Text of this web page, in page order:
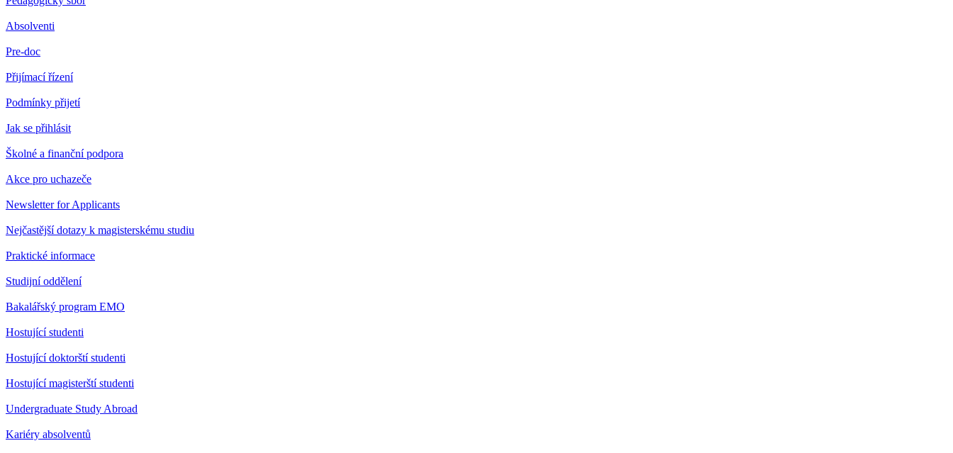
Absolventi
Pre-doc
Přijímací řízení
Podmínky přijetí
Jak se přihlásit
Školné a finanční podpora
Akce pro uchazeče
Newsletter for Applicants
Nejčastější dotazy k magisterskému studiu
Praktické informace
Studijní oddělení
Bakalářský program EMO
Hostující studenti
Hostující doktorští studenti
Hostující magisterští studenti
Undergraduate Study Abroad
Kariéry absolventů